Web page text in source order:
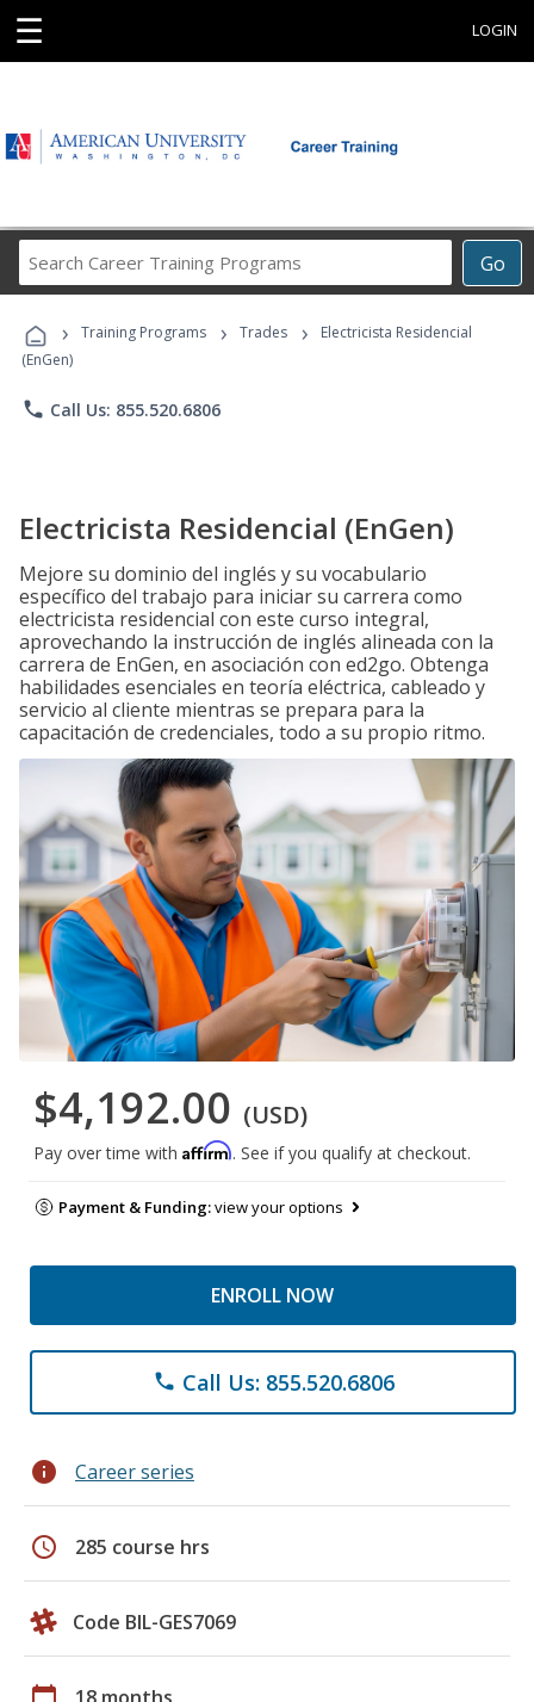
☰ LOGIN
Go
Career
Programs
› Training Programs › Trades ›
Electricista Residencial
(EnGen)
phone Call Us: 855.520.6806
Electricista Residencial (EnGen)
Mejore su dominio del inglés y su vocabulario
específico del trabajo para iniciar su carrera como
electricista residencial con este curso integral,
aprovechando la instrucción de inglés alineada con la
carrera de EnGen, en asociación con ed2go. Obtenga
habilidades esenciales en teoría eléctrica, cableado y
servicio al cliente mientras se prepara para la
capacitación de credenciales, todo a su propio ritmo.
$4,192.00 (USD)
Pay over time with Affirm. See if you qualify at checkout.
Payment & Funding:view your options
ENROLL NOW
phone Call Us: 855.520.6806
info Career series
schedule 285 course hrs
Code BIL-GES7069